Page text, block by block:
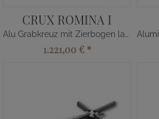
CRUX ROMINA I
Alu Grabkreuz mit Zierbogen lang
1.221,00 € *